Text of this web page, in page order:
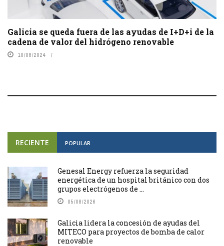
Galicia se queda fuera de las ayudas de I+D+i de la
cadena de valor del hidrógeno renovable
10/08/2024
RECIENTE POPULAR
Genesal Energy refuerza la seguridad
energética de un hospital británico con dos
grupos electrógenos de ...
05/08/2026
Galicia lidera la concesión de ayudas del
MITECO para proyectos de bomba de calor
renovable